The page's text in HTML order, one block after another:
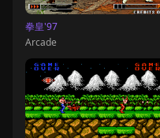
拳皇'97
Arcade